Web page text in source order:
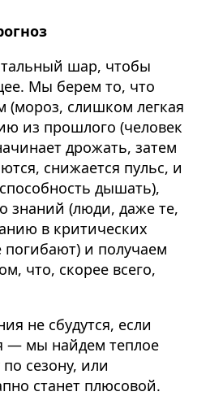
шар, чтобы
Мы берем то, что
(мороз, слишком легкая
из прошлого (человек
дрожать, затем
снижается пульс, и
дышать),
знаний (люди, даже те,
в критических
погибают) и получаем
что, скорее всего,
не сбудутся, если
— мы найдем теплое
сезону, или
станет плюсовой.